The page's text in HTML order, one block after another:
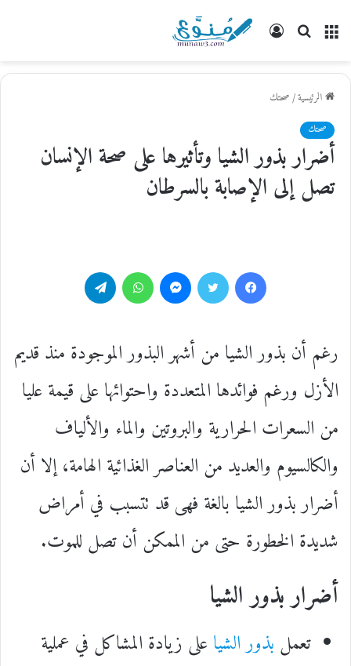
القائمة
بحث
تسجيل
الرئيسية/صحتك
صحتك
أضرار بذور الشيا وتأثيرها على صحة الإنسان
تصل إلى الإصابة بالسرطان
فيسبوك تويتر ماسنجر واتساب
رغم أن بذور الشيا من أشهر البذور الموجودة منذ قديم
الأزل ورغم فوائدها المتعددة واحتوائها على قيمة عليا
من السعرات الحرارية والبروتين والماء والألياف
والكالسيوم والعديد من العناصر الغذائية الهامة، إلا أن
أضرار بذور الشيا بالغة فهى قد تتسبب في أمراض
شديدة الخطورة حتى من الممكن أن تصل للموت.
أضرار بذور الشيا
تعمل بذور الشيا على زيادة المشاكل في عملية